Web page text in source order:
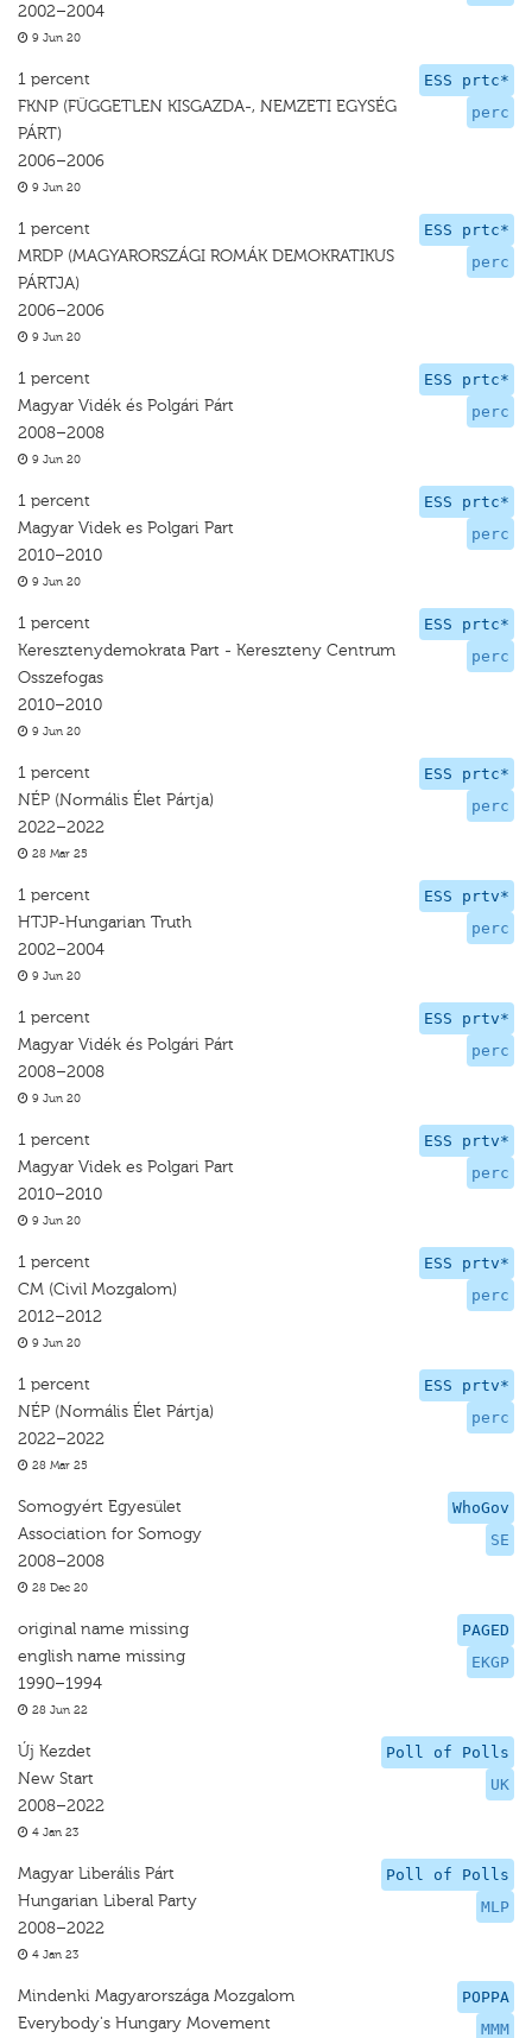
2002–2004
9 Jun 20
ESS prtc*
perc
1 percent
FKNP (FÜGGETLEN KISGAZDA-, NEMZETI EGYSÉG
PÁRT)
2006–2006
9 Jun 20
ESS prtc*
perc
1 percent
MRDP (MAGYARORSZÁGI ROMÁK DEMOKRATIKUS
PÁRTJA)
2006–2006
9 Jun 20
ESS prtc*
perc
1 percent
Magyar Vidék és Polgári Párt
2008–2008
9 Jun 20
ESS prtc*
perc
1 percent
Magyar Videk es Polgari Part
2010–2010
9 Jun 20
ESS prtc*
perc
1 percent
Keresztenydemokrata Part - Kereszteny Centrum
Osszefogas
2010–2010
9 Jun 20
ESS prtc*
perc
1 percent
NÉP (Normális Élet Pártja)
2022–2022
28 Mar 25
ESS prtv*
perc
1 percent
HTJP-Hungarian Truth
2002–2004
9 Jun 20
ESS prtv*
perc
1 percent
Magyar Vidék és Polgári Párt
2008–2008
9 Jun 20
ESS prtv*
perc
1 percent
Magyar Videk es Polgari Part
2010–2010
9 Jun 20
ESS prtv*
perc
1 percent
CM (Civil Mozgalom)
2012–2012
9 Jun 20
ESS prtv*
perc
1 percent
NÉP (Normális Élet Pártja)
2022–2022
28 Mar 25
WhoGov
SE
Somogyért Egyesület
Association for Somogy
2008–2008
28 Dec 20
PAGED
EKGP
original name missing
english name missing
1990–1994
28 Jun 22
Poll of Polls
UK
Új Kezdet
New Start
2008–2022
4 Jan 23
Poll of Polls
MLP
Magyar Liberális Párt
Hungarian Liberal Party
2008–2022
4 Jan 23
POPPA
MMM
Mindenki Magyarországa Mozgalom
Everybody's Hungary Movement